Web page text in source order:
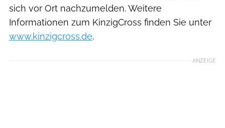
sich vor Ort nachzumelden. Weitere
Informationen zum KinzigCross finden Sie unter
www.kinzigcross.de.
ANZEIGE